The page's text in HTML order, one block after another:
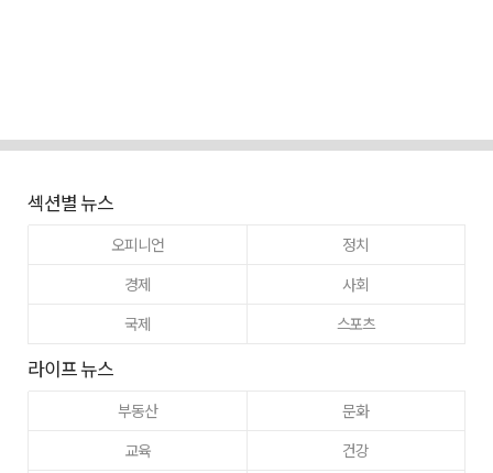
섹션별 뉴스
오피니언
정치
경제
사회
국제
스포츠
라이프 뉴스
부동산
문화
교육
건강